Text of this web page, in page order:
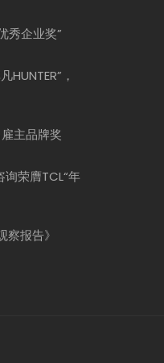
秀企业奖”
，
主品牌奖
荣膺TCL“年
报告》